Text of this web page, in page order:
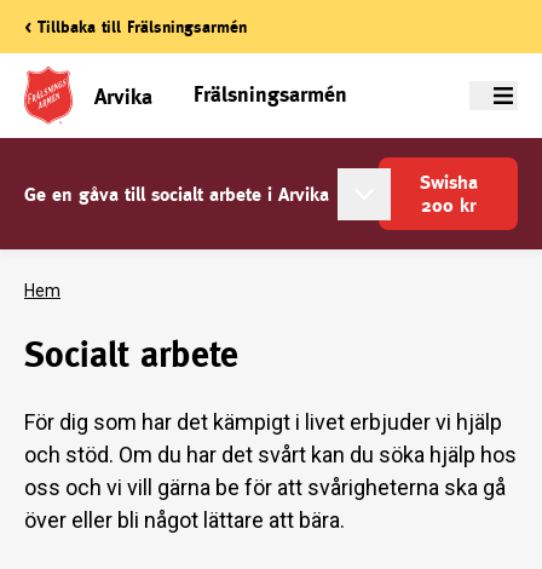
< Tillbaka till Frälsningsarmén
Arvika Frälsningsarmén Meny
Ge en gåva till socialt arbete i Arvika
Swisha
200 kr
Hem
Socialt arbete
För dig som har det kämpigt i livet erbjuder vi hjälp
och stöd. Om du har det svårt kan du söka hjälp hos
oss och vi vill gärna be för att svårigheterna ska gå
över eller bli något lättare att bära.